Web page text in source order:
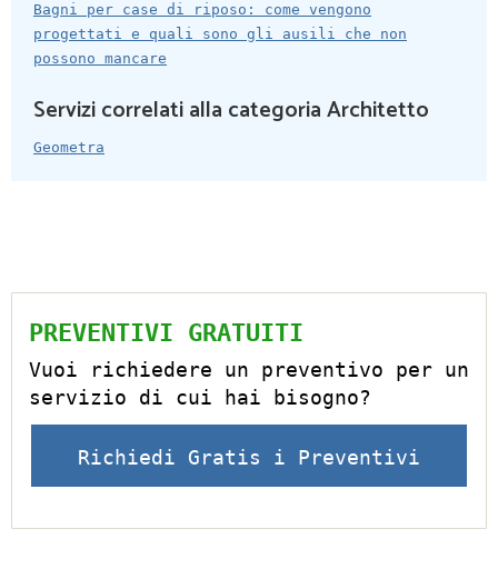
Bagni per case di riposo: come vengono
progettati e quali sono gli ausili che non
possono mancare
Servizi correlati alla categoria Architetto
Geometra
PREVENTIVI GRATUITI
Vuoi richiedere un preventivo per un
servizio di cui hai bisogno?
Richiedi Gratis i Preventivi